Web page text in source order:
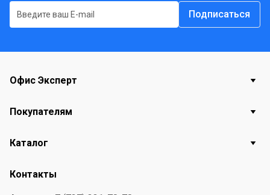
Подписаться
Офис Эксперт
Покупателям
Каталог
Контакты